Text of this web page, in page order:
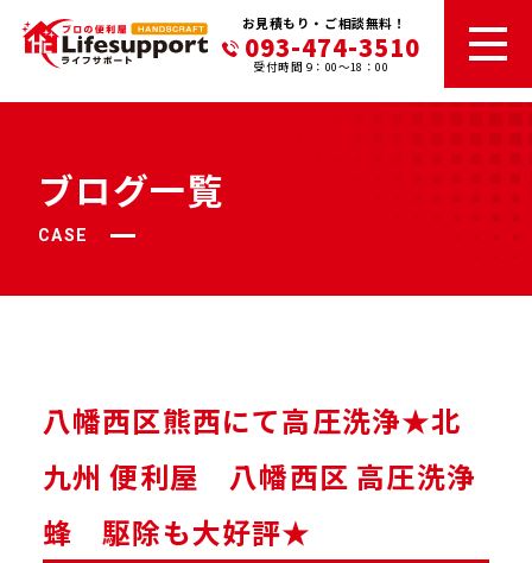
お見積もり・ご相談無料！
093-474-3510
受付時間 9：00～18：00
ブログ一覧
CASE
八幡西区熊西にて高圧洗浄★北
九州 便利屋 八幡西区 高圧洗浄
蜂 駆除も大好評★